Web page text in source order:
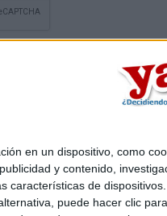
en un dispositivo, como
y contenido,
características de
puede hacer clic
Quiénes somos
legal|Politica de privacidad|